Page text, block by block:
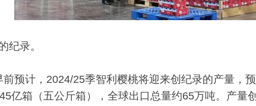
纪录。
预计，2024/25季智利樱桃将迎来创纪录的产量，预
亿箱（五公斤箱），全球出口总量约65万吨。产量创